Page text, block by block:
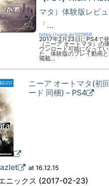
マタ）体験版レビ
「...
https://varis.jp/102959
2017年2月23日にPS4で
（ニーア オートマタ）
ウンロード可能になって
た。体験版のプレイ動画
掲載...
ニーア オートマタ(初
ード 同梱) – PS4
at 16.12.15
ニックス (2017-02-23)